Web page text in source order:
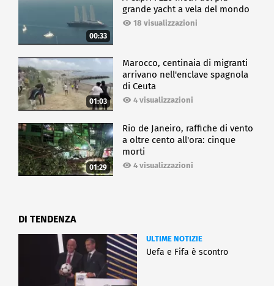
00:33
grande yacht a vela del mondo
18 visualizzazioni
01:03
Marocco, centinaia di migranti
arrivano nell'enclave spagnola
di Ceuta
4 visualizzazioni
01:29
Rio de Janeiro, raffiche di vento
a oltre cento all'ora: cinque
morti
4 visualizzazioni
DI TENDENZA
ULTIME NOTIZIE
Uefa e Fifa è scontro